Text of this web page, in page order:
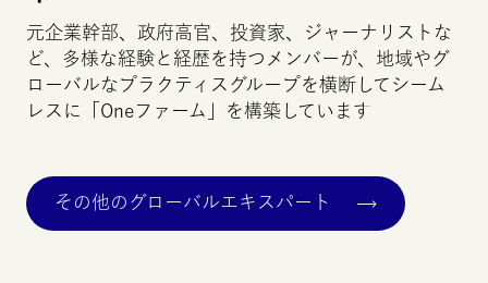
元企業幹部、政府高官、投資家、ジャーナリストな
ど、多様な経験と経歴を持つメンバーが、地域やグ
ローバルなプラクティスグループを横断してシーム
レスに「 Oneファーム」を構築しています
その他のグローバルエキスパート